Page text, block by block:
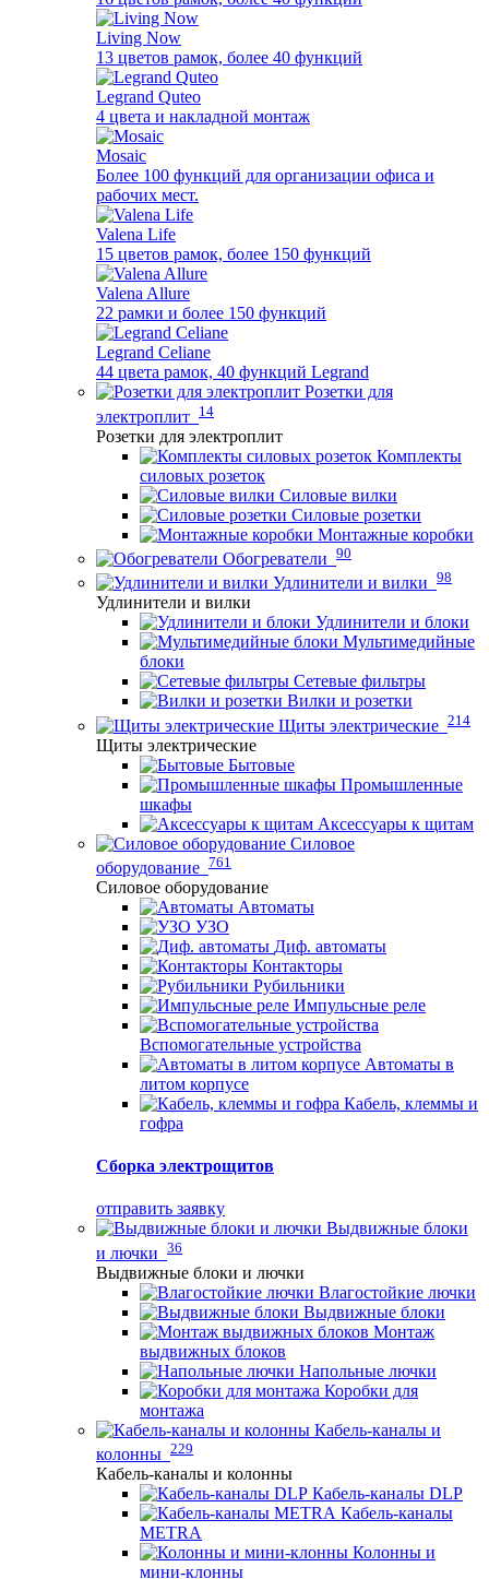
Living Now
13 цветов рамок, более 40 функций
Legrand Quteo
4 цвета и накладной монтаж
Mosaic
Более 100 функций для организации офиса и
рабочих мест.
Valena Life
15 цветов рамок, более 150 функций
Valena Allure
22 рамки и более 150 функций
Legrand Celiane
44 цвета рамок, 40 функций Legrand
Розетки для
электроплит 14
Розетки для электроплит
Комплекты
силовых розеток
Силовые вилки
Силовые розетки
Монтажные коробки
Обогреватели 90
Удлинители и вилки 98
Удлинители и вилки
Удлинители и блоки
Мультимедийные
блоки
Сетевые фильтры
Вилки и розетки
Щиты электрические 214
Щиты электрические
Бытовые
Промышленные
шкафы
Аксессуары к щитам
Силовое
оборудование 761
Силовое оборудование
Автоматы
УЗО
Диф. автоматы
Контакторы
Рубильники
Импульсные реле
Вспомогательные устройства
Автоматы в
литом корпусе
Кабель, клеммы и
гофра
Сборка электрощитов
отправить заявку
Выдвижные блоки
и лючки 36
Выдвижные блоки и лючки
Влагостойкие лючки
Выдвижные блоки
Монтаж
выдвижных блоков
Напольные лючки
Коробки для
монтажа
Кабель-каналы и
колонны 229
Кабель-каналы и колонны
Кабель-каналы DLP
Кабель-каналы
METRA
Колонны и
мини-клонны